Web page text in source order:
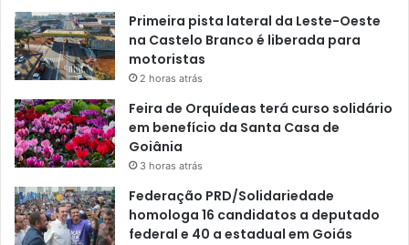
Primeira pista lateral da Leste-Oeste
na Castelo Branco é liberada para
motoristas
2 horas atrás
Feira de Orquídeas terá curso solidário
em benefício da Santa Casa de
Goiânia
3 horas atrás
Federação PRD/Solidariedade
homologa 16 candidatos a deputado
federal e 40 a estadual em Goiás